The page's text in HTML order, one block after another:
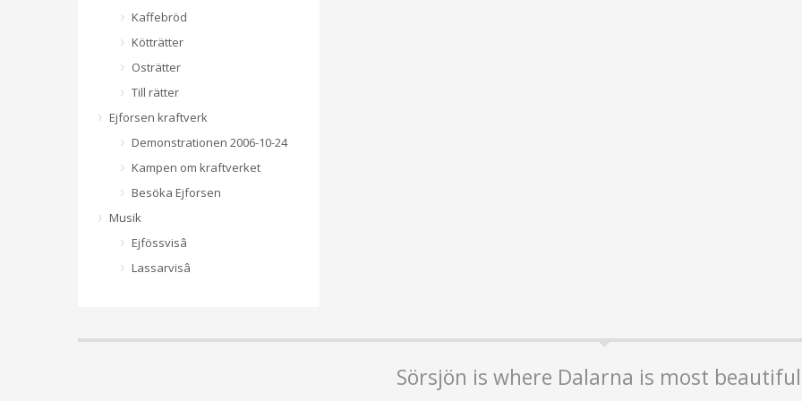
Kaffebröd
Kötträtter
Osträtter
Till rätter
Ejforsen kraftverk
Demonstrationen 2006-10-24
Kampen om kraftverket
Besöka Ejforsen
Musik
Ejfössvisâ
Lassarvisâ
Sörsjön is where Dalarna is most